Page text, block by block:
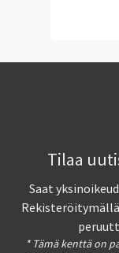
Tilaa
Saat
* Tämä kenttä on